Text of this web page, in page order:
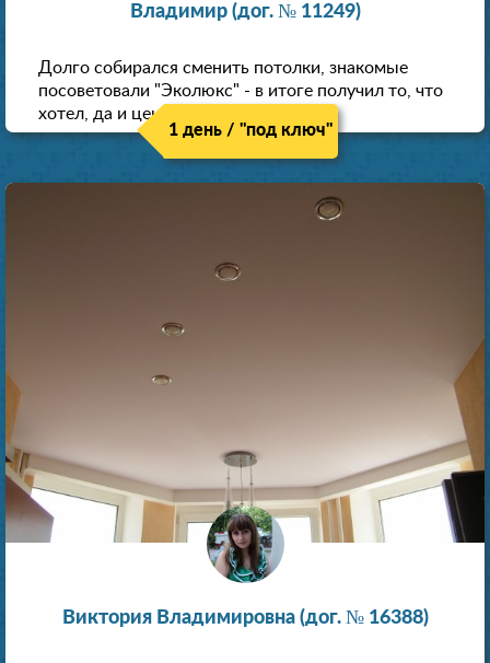
Владимир (дог. № 11249)
Долго собирался сменить потолки, знакомые
посоветовали "Эколюкс" - в итоге получил то, что
хотел, да и цена нормальная.
1 день / "под ключ"
Виктория Владимировна (дог. № 16388)